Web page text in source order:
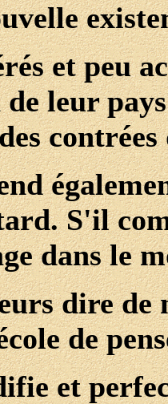
et peu
leur
contrées
S'il
dans le
dire de
de
et